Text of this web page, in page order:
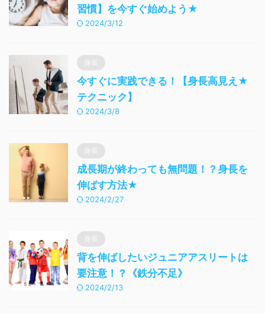
習慣】を今すぐ始めよう★
2024/3/12
身長
今すぐに実践できる！【身長高見え★
テクニック】
2024/3/8
身長
成長期が終わっても無問題！？身長を
伸ばす方法★
2024/2/27
身長
背を伸ばしたいジュニアアスリートは
要注意！？《鉄分不足》
2024/2/13